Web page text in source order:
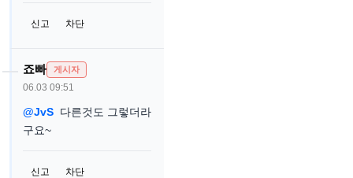
신고 차단
죠빠 게시자
06.03 09:51
@JvS 다른것도 그렇더라
구요~
신고 차단